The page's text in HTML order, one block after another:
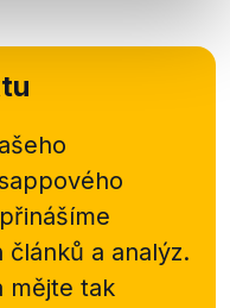
a analýz.
mějte tak